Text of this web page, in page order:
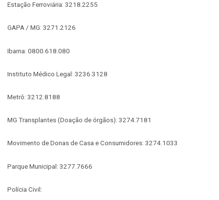
Estação Ferroviária: 3218.2255
GAPA / MG: 3271.2126
Ibama: 0800.618.080
Instituto Médico Legal: 3236.3128
Metrô: 3212.8188
MG Transplantes (Doação de órgãos): 3274.7181
Movimento de Donas de Casa e Consumidores: 3274.1033
Parque Municipal: 3277.7666
Polícia Civil: